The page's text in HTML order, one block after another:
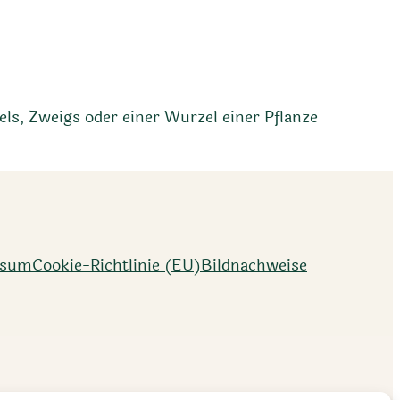
Zweigs oder einer Wurzel einer Pflanze
Cookie-Richtlinie (EU)Bildnachweise